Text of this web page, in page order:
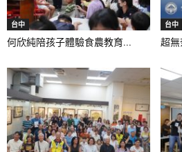
台中
何欣純陪孩子體驗食農教育...
台中
超無